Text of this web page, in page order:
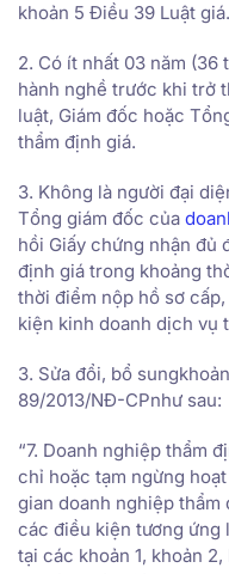
khoản 5 Điều 39 Luật giá.
2. Có ít nhất 03 năm (36
hành nghề trước khi trở
luật, Giám đốc hoặc
thẩm định giá.
3. Không là người đại
Tổng giám đốc của
hồi Giấy chứng nhận đủ
định giá trong khoảng
thời điểm nộp hồ sơ
kiện kinh doanh dịch vụ
3. Sửa đổi, bổ
89/2013/NĐ-CPnhư sau:
“7. Doanh nghiệp thẩm
chỉ hoặc tạm ngừng
gian doanh nghiệp thẩm
các điều kiện tương ứng
tại các khoản 1, khoản